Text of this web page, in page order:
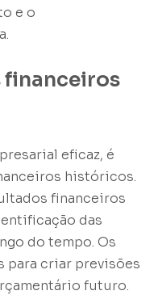
e o
financeiros
eficaz, é
históricos.
financeiros
das
do tempo. Os
para criar previsões
futuro.